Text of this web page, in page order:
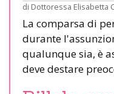
di Dottoressa Elisabetta
La comparsa di
durante
qualunque sia, è
deve destare